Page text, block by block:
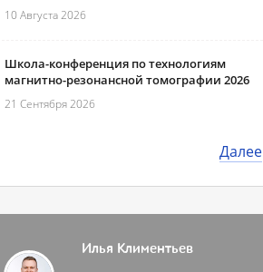
10 Августа 2026
Школа-конференция по технологиям
магнитно-резонансной томографии 2026
21 Сентября 2026
Далее
Илья Климентьев